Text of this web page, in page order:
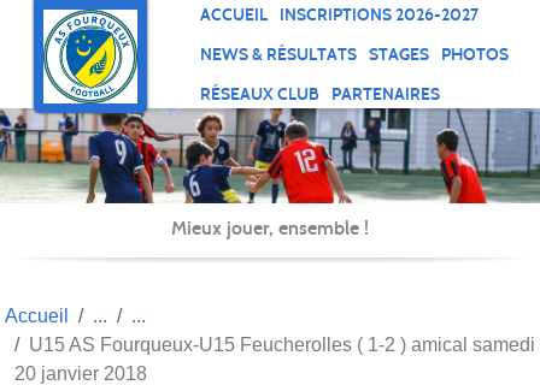
ACCUEIL
INSCRIPTIONS 2026-2027
NEWS & RÉSULTATS
STAGES
PHOTOS
RÉSEAUX CLUB
PARTENAIRES
Mieux jouer, ensemble !
Accueil
U15 AS Fourqueux-U15 Feucherolles ( 1-2 ) amical samedi
20 janvier 2018
Panneau de gestion des cookies